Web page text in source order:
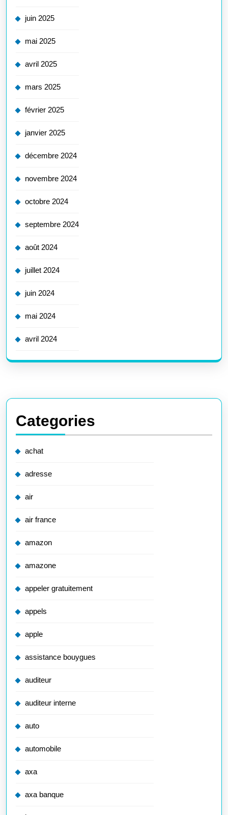
juin 2025
mai 2025
avril 2025
mars 2025
février 2025
janvier 2025
décembre 2024
novembre 2024
octobre 2024
septembre 2024
août 2024
juillet 2024
juin 2024
mai 2024
avril 2024
Categories
achat
adresse
air
air france
amazon
amazone
appeler gratuitement
appels
apple
assistance bouygues
auditeur
auditeur interne
auto
automobile
axa
axa banque